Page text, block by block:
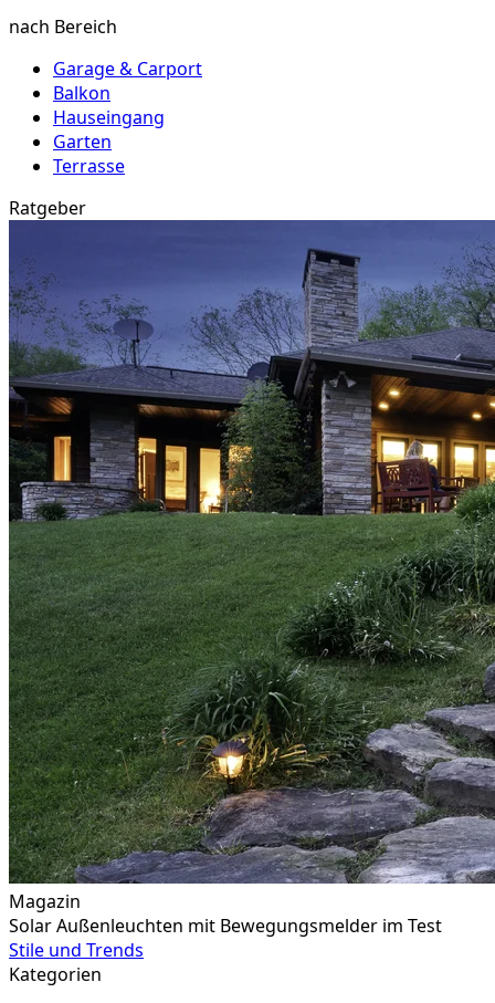
nach Bereich
Garage & Carport
Balkon
Hauseingang
Garten
Terrasse
Ratgeber
Magazin
Solar Außenleuchten mit Bewegungsmelder im Test
Stile und Trends
Kategorien